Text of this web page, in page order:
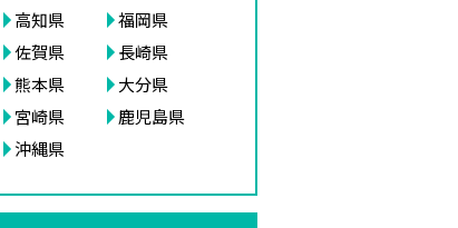
高知県
福岡県
佐賀県
長崎県
熊本県
大分県
宮崎県
鹿児島県
沖縄県